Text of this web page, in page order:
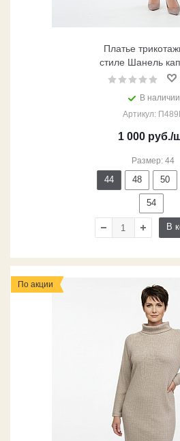
Платье
стиле Шанель
В наличии
Артикул:
1 000 руб./
Размер: 44
44 48 50
54
В
По акции